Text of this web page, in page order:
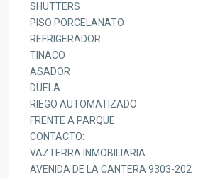
SHUTTERS
PISO PORCELANATO
REFRIGERADOR
TINACO
ASADOR
DUELA
RIEGO AUTOMATIZADO
FRENTE A PARQUE
CONTACTO:
VAZTERRA INMOBILIARIA
AVENIDA DE LA CANTERA 9303-202